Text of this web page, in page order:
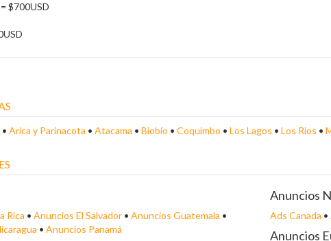
$700USD
• Arica y Parinacota • Atacama • Biobío • Coquimbo • Los Lagos • Los Rios •
Rica • Anuncios El Salvador • Anuncios Guatemala •
• Anuncios Panamá
Anuncios
Ads Canada •
Anuncios